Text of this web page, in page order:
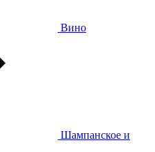
Вино
Шампанское и